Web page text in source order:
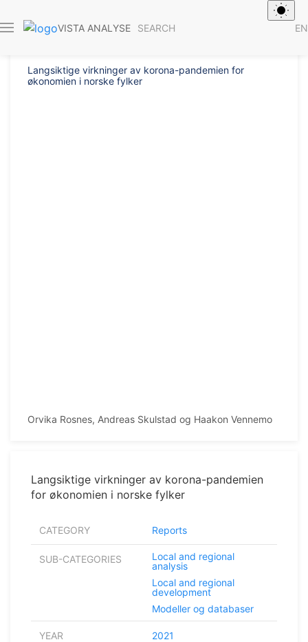
VISTA ANALYSE SEARCH EN
Langsiktige virkninger av korona-pandemien for
økonomien i norske fylker
Orvika Rosnes, Andreas Skulstad og Haakon Vennemo
Langsiktige virkninger av korona-pandemien
for økonomien i norske fylker
CATEGORY Reports
SUB-CATEGORIES
Local and regional
analysis
Local and regional
development
Modeller og databaser
YEAR 2021